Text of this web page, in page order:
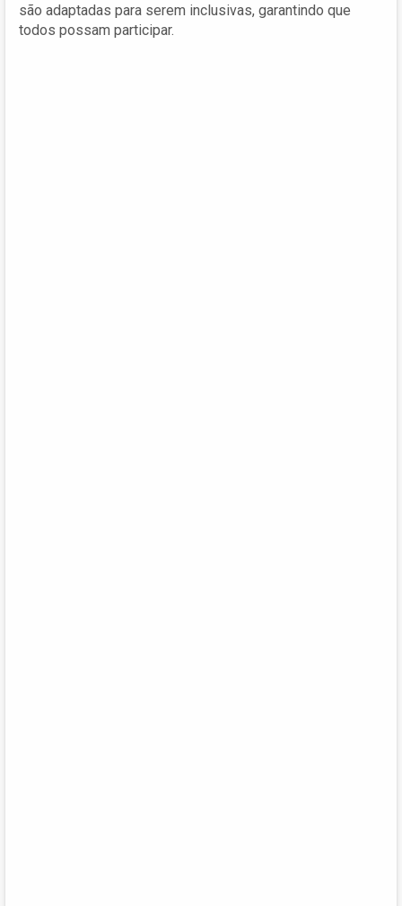
são adaptadas para serem inclusivas, garantindo que
todos possam participar.